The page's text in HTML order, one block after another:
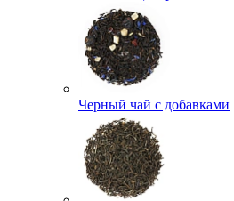
Черный чай с добавками